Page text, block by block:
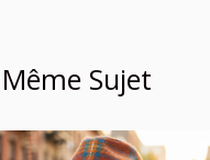
Sujet